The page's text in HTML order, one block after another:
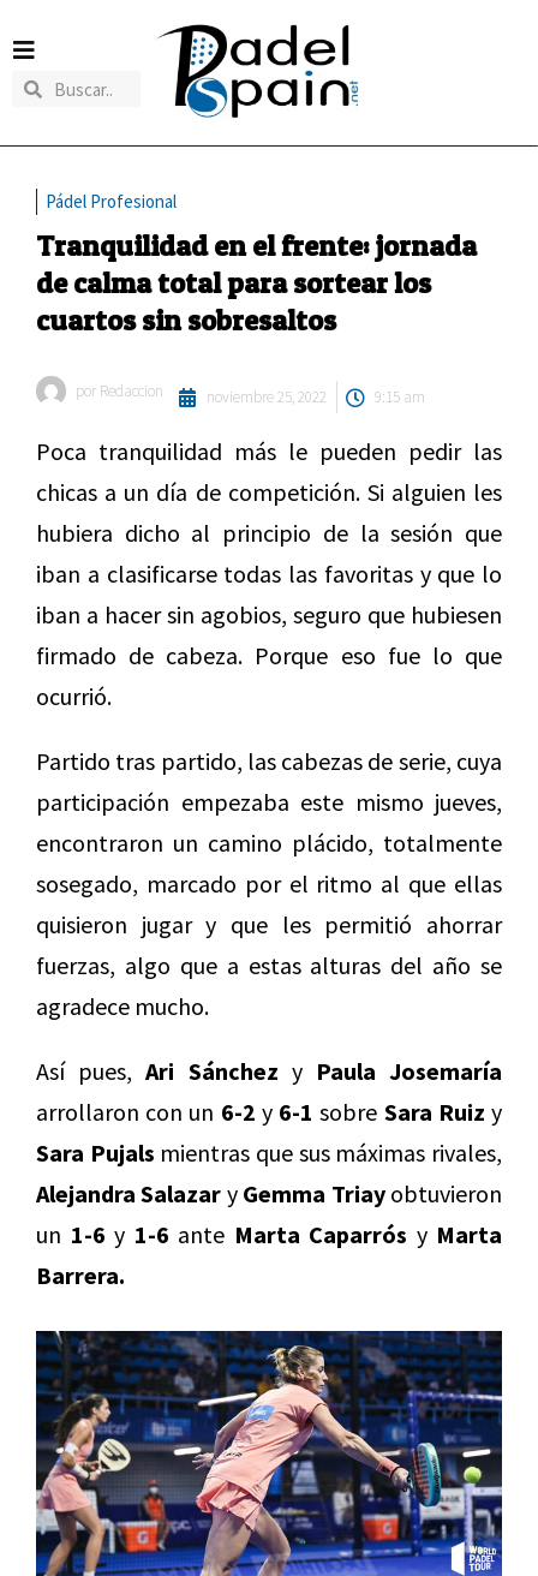
Pádel Profesional
Tranquilidad en el frente: jornada
de calma total para sortear los
cuartos sin sobresaltos
por Redaccion noviembre 25, 2022 9:15 am
Poca tranquilidad más le pueden pedir las
chicas a un día de competición. Si alguien les
hubiera dicho al principio de la sesión que
iban a clasificarse todas las favoritas y que lo
iban a hacer sin agobios, seguro que hubiesen
firmado de cabeza. Porque eso fue lo que
ocurrió.
Partido tras partido, las cabezas de serie, cuya
participación empezaba este mismo jueves,
encontraron un camino plácido, totalmente
sosegado, marcado por el ritmo al que ellas
quisieron jugar y que les permitió ahorrar
fuerzas, algo que a estas alturas del año se
agradece mucho.
Así pues,Ari Sánchez y Paula Josemaría
arrollaron con un 6-2 y 6-1 sobre Sara Ruiz y
Sara Pujals mientras que sus máximas rivales,
Alejandra Salazar y Gemma Triayobtuvieron
un 1-6 y 1-6 ante Marta Caparrós y Marta
Barrera.